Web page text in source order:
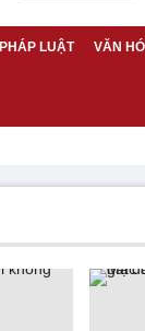
PHÁP LUẬT VĂN